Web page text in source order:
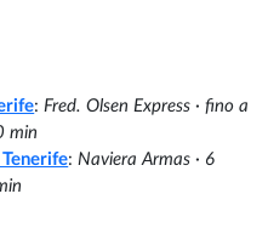
: Fred. Olsen Express · fino a
min
: Naviera Armas · 6